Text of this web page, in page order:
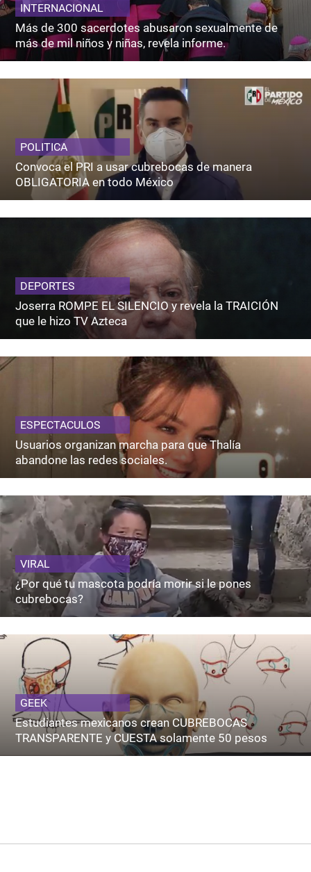
INTERNACIONAL
Más de 300 sacerdotes abusaron sexualmente de
más de mil niños y niñas, revela informe.
POLITICA
Convoca el PRI a usar cubrebocas de manera
OBLIGATORIA en todo México
DEPORTES
Joserra ROMPE EL SILENCIO y revela la TRAICIÓN
que le hizo TV Azteca
ESPECTACULOS
Usuarios organizan marcha para que Thalía
abandone las redes sociales.
VIRAL
¿Por qué tu mascota podría morir si le pones
cubrebocas?
GEEK
Estudiantes mexicanos crean CUBREBOCAS
TRANSPARENTE y CUESTA solamente 50 pesos